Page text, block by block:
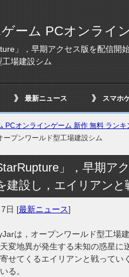
ーム PCオンライ
」，早期アクセス版を配信
工場建設シム
最新ニュース スマホ
PCオンラインゲーム 新作 無料 ランキ
ープンワールド型工場建設シム
」，早期ア
建設し，エイリアン
日 [最新ニュース]
は，オープンワールド型工場
変地異が発生する未知の惑星に
せてくるエイリアンと戦って
る。